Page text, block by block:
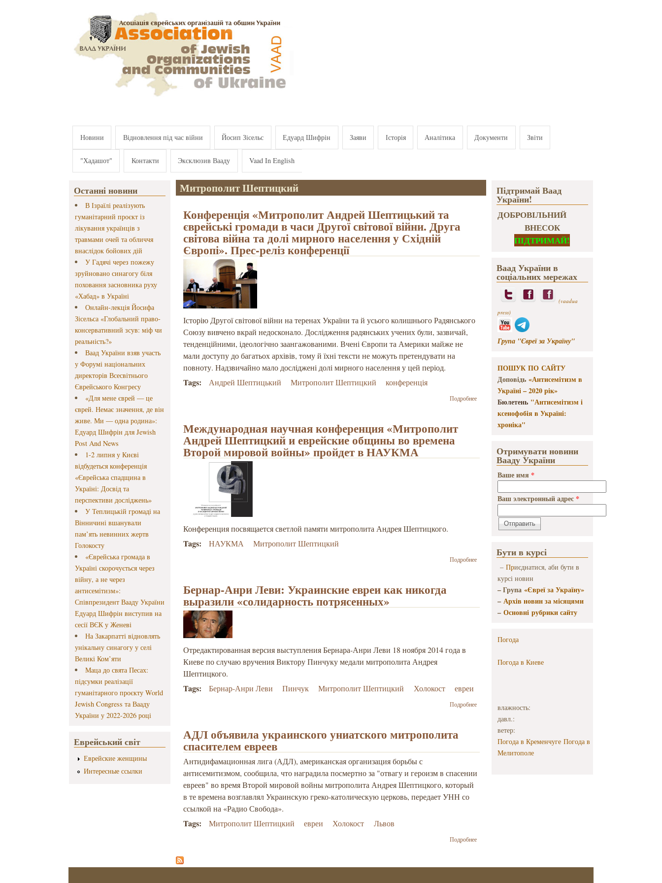
Новини Відновлення під час війни Йосип Зісельс Едуард Шифрін Заяви Історія Аналітика Документи Звіти
"Хадашот" Контакти Эксклюзив Вааду Vaad In English
Останні новини
В Ізраїлі реалізують
гуманітарний проєкт із
лікування українців з
травмами очей та обличчя
внаслідок бойових дій
У Гадячі через пожежу
зруйновано синагогу біля
поховання засновника руху
«Хабад» в Україні
Онлайн-лекція Йосифа
Зісельса «Глобальний право-
консервативний зсув: міф чи
реальність?»
Ваад України взяв участь
у Форумі національних
директорів Всесвітнього
Єврейського Конгресу
«Для мене єврей — це
єврей. Немає значення, де він
живе. Ми — одна родина»:
Едуард Шифрін для Jewish
Post And News
1-2 липня у Києві
відбудеться конференція
«Єврейська спадщина в
Україні: Досвід та
перспективи досліджень»
У Теплицькій громаді на
Вінничині вшанували
пам’ять невинних жертв
Голокосту
«Єврейська громада в
Україні скорочується через
війну, а не через
антисемітизм»:
Співпрезидент Вааду України
Едуард Шифрін виступив на
сесії ВЄК у Женеві
На Закарпатті відновлять
унікальну синагогу у селі
Великі Ком’яти
Маца до свята Песах:
підсумки реалізації
гуманітарного проєкту World
Jewish Congress та Вааду
України у 2022-2026 році
Еврейський світ
Еврейские женщины
Интересные ссылки
Митрополит Шептицкий
Конференція «Митрополит Андрей Шептицький та
єврейські громади в часи Другої світової війни. Друга
світова війна та долі мирного населення у Східній
Європі». Прес-реліз конференції
Історію Другої світової війни на теренах України та й усього колишнього Радянського
Союзу вивчено вкрай недосконало. Дослідження радянських учених були, зазвичай,
тенденційними, ідеологічно заангажованими. Вчені Європи та Америки майже не
мали доступу до багатьох архівів, тому й їхні тексти не можуть претендувати на
повноту. Надзвичайно мало досліджені долі мирного населення у цей період.
Tags: Андрей Шептицький Митрополит Шептицкий конференція
Подробнеео
Конференція
«Митрополит
громади в
часи Другої
війни. Друга
мирного
Международная научная конференция «Митрополит
Андрей Шептицкий и еврейские общины во времена
Второй мировой войны» пройдет в НАУКМА
Конференция посвящается светлой памяти митрополита Андрея Шептицкого.
Tags: НАУКМА Митрополит Шептицкий
Подробнеео
Международная
конференция
«Митрополит
Шептицкий и
времена Второй
в НАУКМА
Бернар-Анри Леви: Украинские евреи как никогда
выразили «солидарность потрясенных»
Отредактированная версия выступления Бернара-Анри Леви 18 ноября 2014 года в
Киеве по случаю вручения Виктору Пинчуку медали митрополита Андрея
Шептицкого.
Tags: Бернар-Анри Леви Пинчук Митрополит Шептицкий Холокост евреи
Подробнеео Бернар-
Анри Леви:
Украинские
евреи как
«солидарность
АДЛ объявила украинского униатского митрополита
спасителем евреев
Антидифамационная лига (АДЛ), американская организация борьбы с
антисемитизмом, сообщила, что наградила посмертно за "отвагу и героизм в спасении
евреев" во время Второй мировой войны митрополита Андрея Шептицкого, который
в те времена возглавлял Украинскую греко-католическую церковь, передает УНН со
ссылкой на «Радио Свобода».
Tags: Митрополит Шептицкий евреи Холокост Львов
Подробнеео АДЛ
Підтримай Ваад
України!
ДОБРОВІЛЬНИЙ
ВНЕСОК
ПІДТРИМАЙ!
Ваад України в
соціальних мережах
(vaadua
press)
Група "Євреї за Україну"
ПОШУК ПО САЙТУ
Доповідь «Антисемітизм в
Україні – 2020 рік»
Бюлетень "Антисемітизм і
ксенофобія в Україні:
хроніка"
Отримувати новини
Вааду України
Ваше имя *
Ваш электронный адрес *
Бути в курсі
– Приєднатися, аби бути в
курсі новин
– Група «Євреї за Україну»
–Архів новин за місяцями
–Основні рубрики сайту
Погода
Погода в Киеве
влажность:
давл.:
ветер:
Погода в Кременчуге Погода в
Мелитополе